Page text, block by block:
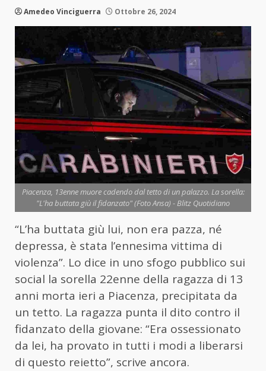
Amedeo Vinciguerra Ottobre 26, 2024
Piacenza, 13enne muore cadendo dal tetto di un palazzo. La sorella:
"L'ha buttata giù il fidanzato" (Foto Ansa) - Blitz Quotidiano
“L’ha buttata giù lui, non era pazza, né
depressa, è stata l’ennesima vittima di
violenza”. Lo dice in uno sfogo pubblico sui
social la sorella 22enne della ragazza di 13
anni morta ieri a Piacenza, precipitata da
un tetto. La ragazza punta il dito contro il
fidanzato della giovane: “Era ossessionato
da lei, ha provato in tutti i modi a liberarsi
di questo reietto”, scrive ancora.